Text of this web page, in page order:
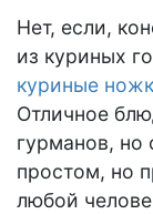
Нет, если,
из куриных
куриные
Отличное
гурманов, но
простом, но
любой